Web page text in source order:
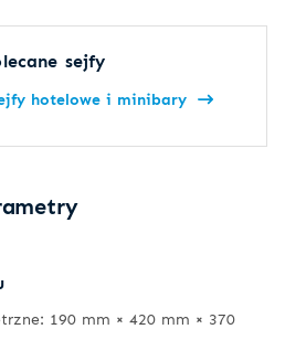
sejfy
hotelowe i minibary
190 mm × 420 mm × 370